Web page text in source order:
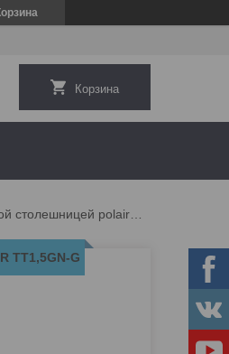
Корзина
Холодильный стол с охлаждаемой столешницей polair tt1,5gn-g
TT1,5GN-G